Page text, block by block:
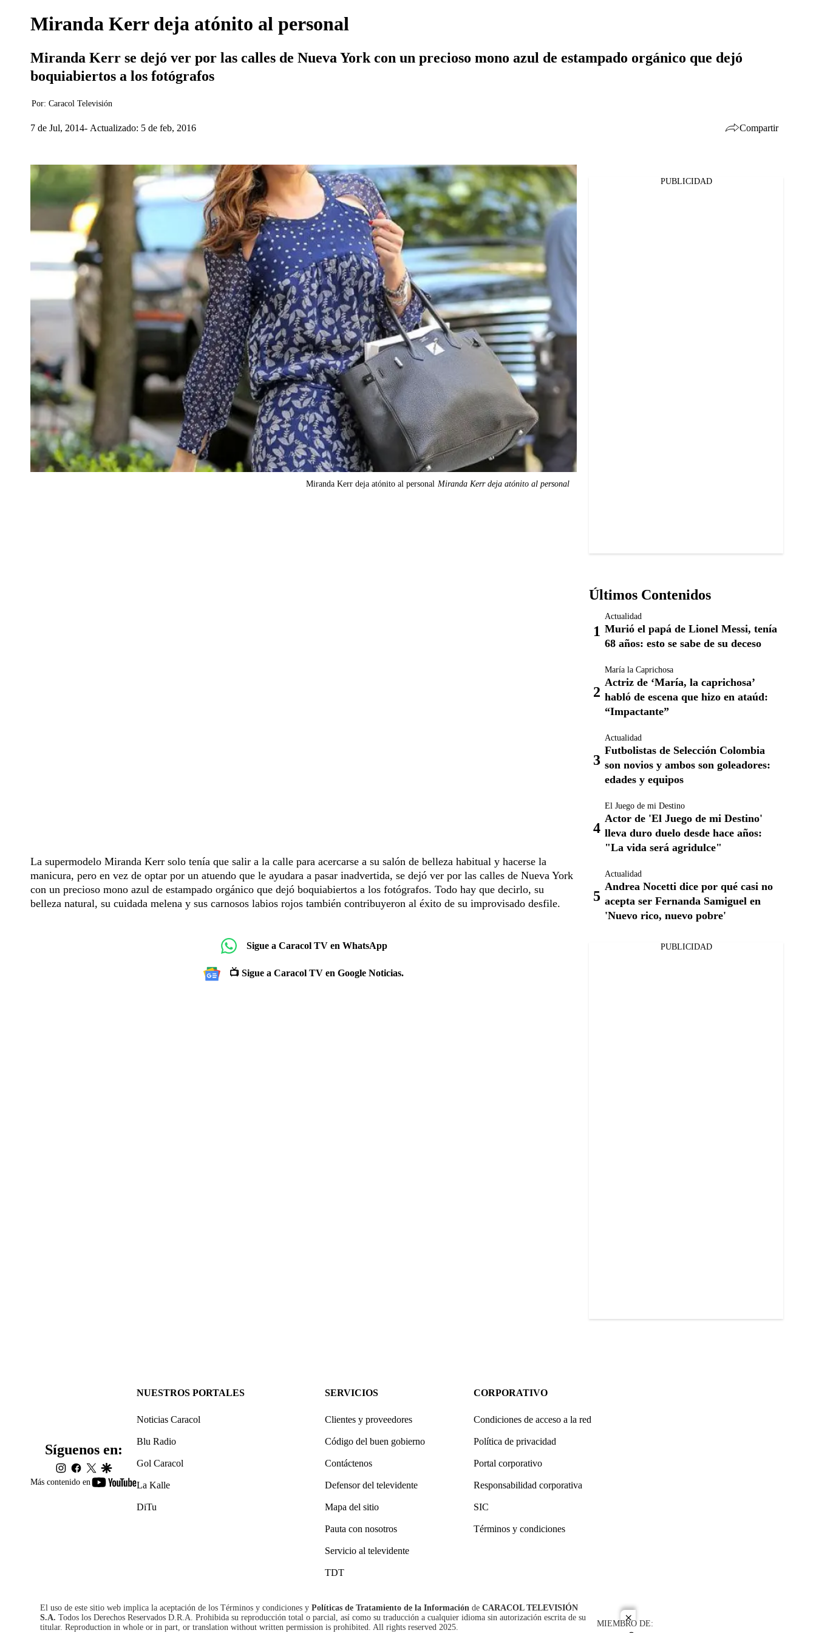
close
Miranda Kerr deja atónito al personal
Miranda Kerr se dejó ver por las calles de Nueva York con un precioso mono azul de estampado orgánico que dejó
boquiabiertos a los fotógrafos
Por: Caracol Televisión
7 de Jul, 2014 Actualizado: 5 de feb, 2016 Compartir
Facebook
Twitter
Miranda Kerr deja atónito al personal Miranda Kerr deja atónito al personal
La supermodelo Miranda Kerr solo tenía que salir a la calle para acercarse a su salón de belleza habitual y hacerse la
manicura, pero en vez de optar por un atuendo que le ayudara a pasar inadvertida, se dejó ver por las calles de Nueva York
con un precioso mono azul de estampado orgánico que dejó boquiabiertos a los fotógrafos. Todo hay que decirlo, su
belleza natural, su cuidada melena y sus carnosos labios rojos también contribuyeron al éxito de su improvisado desfile.
Sigue a Caracol TV en WhatsApp
📺 Sigue a Caracol TV en Google Noticias.
PUBLICIDAD
Últimos Contenidos
Actualidad
Murió el papá de Lionel Messi, tenía
68 años: esto se sabe de su deceso
María la Caprichosa
Actriz de ‘María, la caprichosa’
habló de escena que hizo en ataúd:
“Impactante”
Actualidad
Futbolistas de Selección Colombia
son novios y ambos son goleadores:
edades y equipos
El Juego de mi Destino
Actor de 'El Juego de mi Destino'
lleva duro duelo desde hace años:
"La vida será agridulce"
Actualidad
Andrea Nocetti dice por qué casi no
acepta ser Fernanda Samiguel en
'Nuevo rico, nuevo pobre'
PUBLICIDAD
Más contenido en
youtube-
Síguenos en:
instagram
facebook
twittergoogle
NUESTROS PORTALES
Noticias Caracol
Blu Radio
Gol Caracol
La Kalle
DiTu
SERVICIOS
Clientes y proveedores
Código del buen gobierno
Contáctenos
Defensor del televidente
Mapa del sitio
Pauta con nosotros
Servicio al televidente
TDT
CORPORATIVO
Condiciones de acceso a la red
Política de privacidad
Portal corporativo
Responsabilidad corporativa
SIC
Términos y condiciones
El uso de este sitio web implica la aceptación de los Términos y condiciones y Políticas de Tratamiento de la Información de CARACOL TELEVISIÓN
S.A. Todos los Derechos Reservados D.R.A. Prohibida su reproducción total o parcial, así como su traducción a cualquier idioma sin autorización escrita de su
titular. Reproduction in whole or in part, or translation without written permission is prohibited. All rights reserved 2025.
MIEMBRO DE: